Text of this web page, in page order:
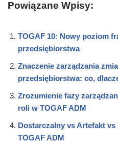
Powiązane Wpisy:
TOGAF 10: Nowy poziom
przedsiębiorstwa
Znaczenie zarządzania
przedsiębiorstwa: co,
Zrozumienie fazy
roli w TOGAF ADM
Dostarczalny vs Artefakt
TOGAF ADM